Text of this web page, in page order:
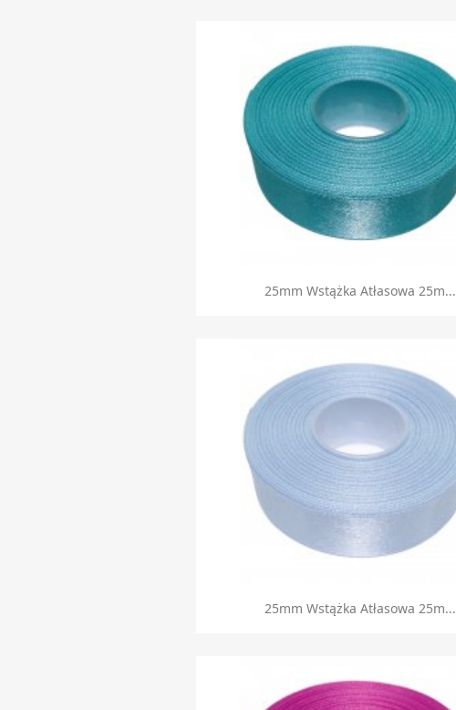
Szybki podgląd
25mm Wstążka Atłasowa 25m...
Szybki podgląd
25mm Wstążka Atłasowa 25m...